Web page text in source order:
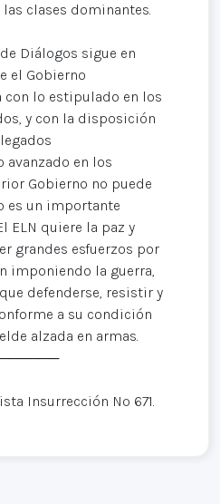
clases dominantes.
Diálogos sigue en
el Gobierno
lo estipulado en los
y con la disposición
avanzado en los
Gobierno no puede
es un importante
ELN quiere la paz y
grandes esfuerzos por
imponiendo la guerra,
defenderse, resistir y
a su condición
alzada en armas.
Insurrección Nº 671.